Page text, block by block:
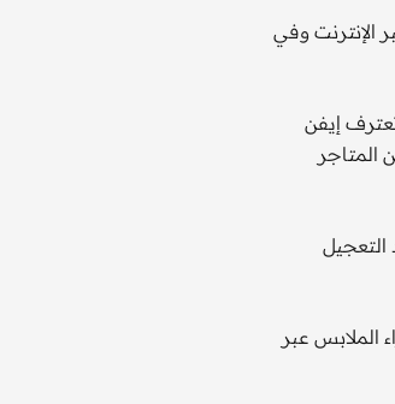
الإنترنت وفي
إيفن
التعجيل
الملابس عبر